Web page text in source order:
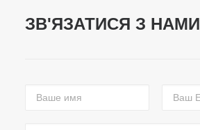
ЗВ'ЯЗАТИСЯ З НАМИ